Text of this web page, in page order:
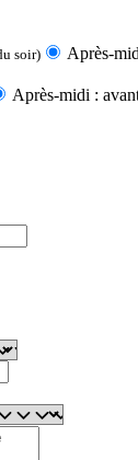
soir) Après-
Après-midi :